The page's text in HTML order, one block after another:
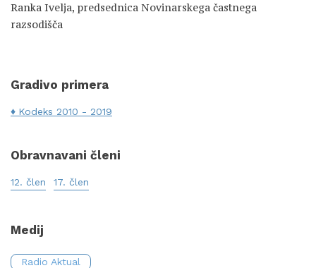
Ranka Ivelja, predsednica Novinarskega častnega
razsodišča
Gradivo primera
Kodeks 2010 - 2019
Obravnavani členi
12. člen 17. člen
Medij
Radio Aktual